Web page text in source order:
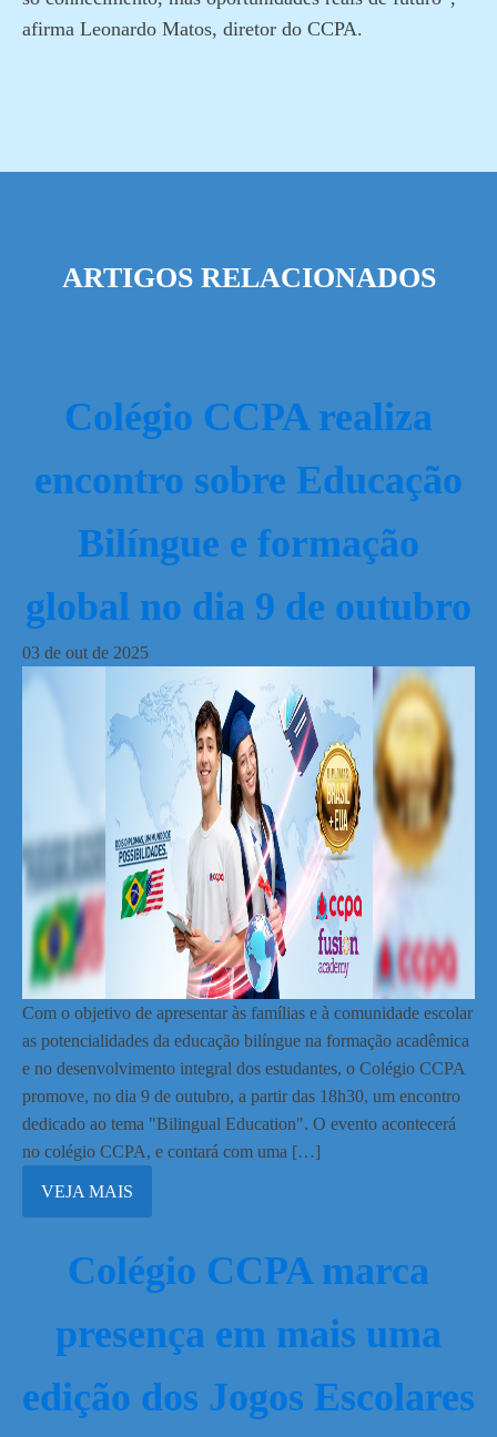
afirma Leonardo Matos, diretor do CCPA.
ARTIGOS RELACIONADOS
Colégio CCPA realiza
encontro sobre Educação
Bilíngue e formação
global no dia 9 de outubro
03 de out de 2025
Com o objetivo de apresentar às famílias e à comunidade escolar
as potencialidades da educação bilíngue na formação acadêmica
e no desenvolvimento integral dos estudantes, o Colégio CCPA
promove, no dia 9 de outubro, a partir das 18h30, um encontro
dedicado ao tema "Bilingual Education". O evento acontecerá
no colégio CCPA, e contará com uma […]
VEJA MAIS
Colégio CCPA marca
presença em mais uma
edição dos Jogos Escolares